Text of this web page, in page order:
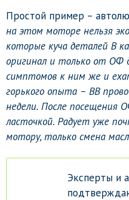
Простой пример –
на этом моторе нельзя
которые куча деталей В
оригинал и только от ОФ
симптомов к ним же и
горького опыта – ВВ
недели. После посещения
ласточкой. Радует уже
мотору, только смена
Эксперты и